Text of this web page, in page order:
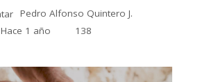
Pedro Alfonso Quintero J.
Hace 1 año
138